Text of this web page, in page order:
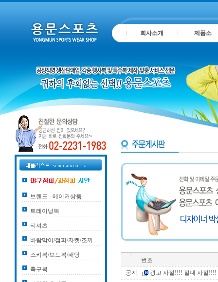
회사소개 제품소
브랜드 · 메이커상품
트레이닝복
티셔츠
바람막이/점퍼/자켓/조끼
스키복/보드복/패딩
축구복
번호
공지
광고 사절!!!! 절대 사절!!!!